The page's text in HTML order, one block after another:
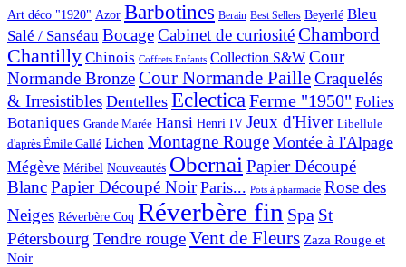
Art déco "1920" Azor Barbotines Berain Best Sellers Beyerlé Bleu
Salé / Sanséau BocageCabinet de curiositéChambord
Chantilly Chinois Coffrets Enfants Collection S&W Cour
Normande BronzeCour Normande PailleCraquelés
& Irresistibles Dentelles EclecticaFerme "1950" Folies
Botaniques Grande Marée Hansi Henri IV Jeux d'Hiver Libellule
d'après Émile Gallé Lichen Montagne Rouge Montée à l'Alpage
Mégève Méribel Nouveautés ObernaiPapier Découpé
BlancPapier Découpé Noir Paris... Pots à pharmacie Rose des
Neiges Réverbère Coq Réverbère fin Spa St
Pétersbourg Tendre rougeVent de Fleurs Zaza Rouge et
Noir